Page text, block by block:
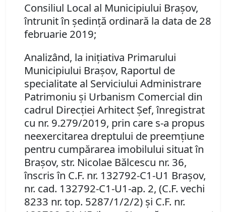
Consiliul Local al Municipiului Braşov,
întrunit în şedinţă ordinară la data de 28
februarie 2019;
Analizând, la iniţiativa Primarului
Municipiului Braşov, Raportul de
specialitate al Serviciului Administrare
Patrimoniu şi Urbanism Comercial din
cadrul Direcţiei Arhitect Şef, înregistrat
cu nr. 9.279/2019, prin care s-a propus
neexercitarea dreptului de preemţiune
pentru cumpărarea imobilului situat în
Braşov, str. Nicolae Bălcescu nr. 36,
înscris în C.F. nr. 132792-C1-U1 Braşov,
nr. cad. 132792-C1-U1-ap. 2, (C.F. vechi
8233 nr. top. 5287/1/2/2) şi C.F. nr.